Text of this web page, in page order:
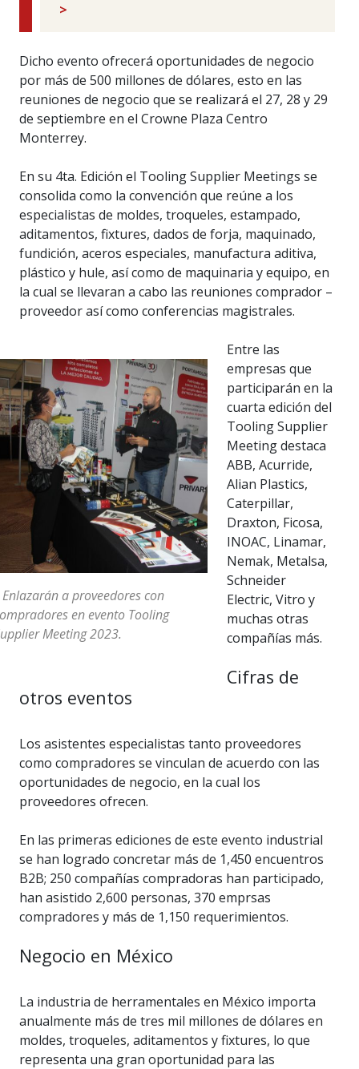
>
Dicho evento ofrecerá oportunidades de negocio
por más de 500 millones de dólares, esto en las
reuniones de negocio que se realizará el 27, 28 y 29
de septiembre en el Crowne Plaza Centro
Monterrey.
En su 4ta. Edición el Tooling Supplier Meetings se
consolida como la convención que reúne a los
especialistas de moldes, troqueles, estampado,
aditamentos, fixtures, dados de forja, maquinado,
fundición, aceros especiales, manufactura aditiva,
plástico y hule, así como de maquinaria y equipo, en
la cual se llevaran a cabo las reuniones comprador –
proveedor así como conferencias magistrales.
Enlazarán a proveedores con
en evento Tooling
Meeting 2023.
Entre las
empresas que
participarán en la
cuarta edición del
Tooling Supplier
Meeting destaca
ABB, Acurride,
Alian Plastics,
Caterpillar,
Draxton, Ficosa,
INOAC, Linamar,
Nemak, Metalsa,
Schneider
Electric, Vitro y
muchas otras
compañías más.
Cifras de
otros eventos
Los asistentes especialistas tanto proveedores
como compradores se vinculan de acuerdo con las
oportunidades de negocio, en la cual los
proveedores ofrecen.
En las primeras ediciones de este evento industrial
se han logrado concretar más de 1,450 encuentros
B2B; 250 compañías compradoras han participado,
han asistido 2,600 personas, 370 emprsas
compradores y más de 1,150 requerimientos.
Negocio en México
La industria de herramentales en México importa
anualmente más de tres mil millones de dólares en
moldes, troqueles, aditamentos y fixtures, lo que
representa una gran oportunidad para las